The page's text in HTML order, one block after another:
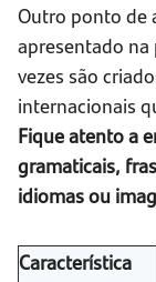
Outro ponto de
apresentado
vezes são
internacionais
Fique atento a
gramaticais,
idiomas ou
Característica